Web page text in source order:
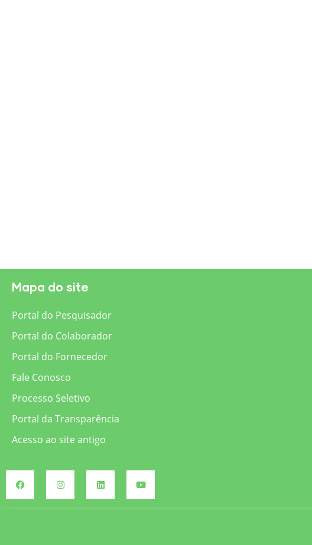
Mapa do site
Portal do Pesquisador
Portal do Colaborador
Portal do Fornecedor
Fale Conosco
Processo Seletivo
Portal da Transparência
Acesso ao site antigo